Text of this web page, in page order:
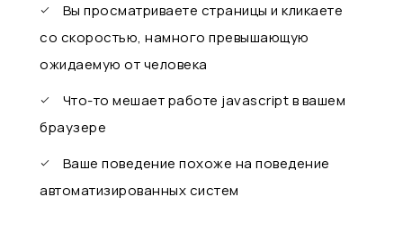
Вы просматриваете страницы и кликаете
со скоростью, намного превышающую
ожидаемую от человека
Что-то мешает работе javascript в вашем
браузере
Ваше поведение похоже на поведение
автоматизированных систем